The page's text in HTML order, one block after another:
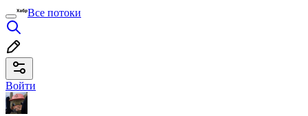
Все потоки
Войти